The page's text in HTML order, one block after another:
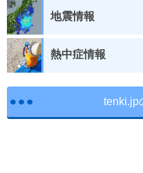
地震情報
熱中症情報
tenki.jp